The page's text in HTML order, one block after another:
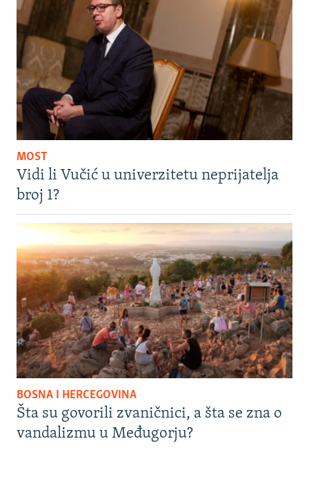
MOST
Vidi li Vučić u univerzitetu neprijatelja
broj 1?
BOSNA I HERCEGOVINA
Šta su govorili zvaničnici, a šta se zna o
vandalizmu u Međugorju?